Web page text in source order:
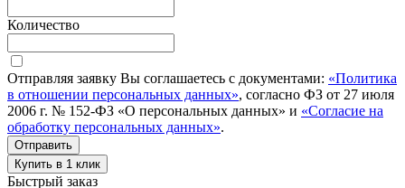
Количество
Отправляя заявку Вы соглашаетесь с документами: «Политика
в отношении персональных данных», согласно ФЗ от 27 июля
2006 г. № 152-ФЗ «О персональных данных» и «Согласие на
обработку персональных данных».
Отправить
Купить в 1 клик
Быстрый заказ